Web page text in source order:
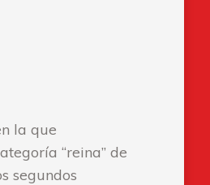
la que
“reina” de
segundos